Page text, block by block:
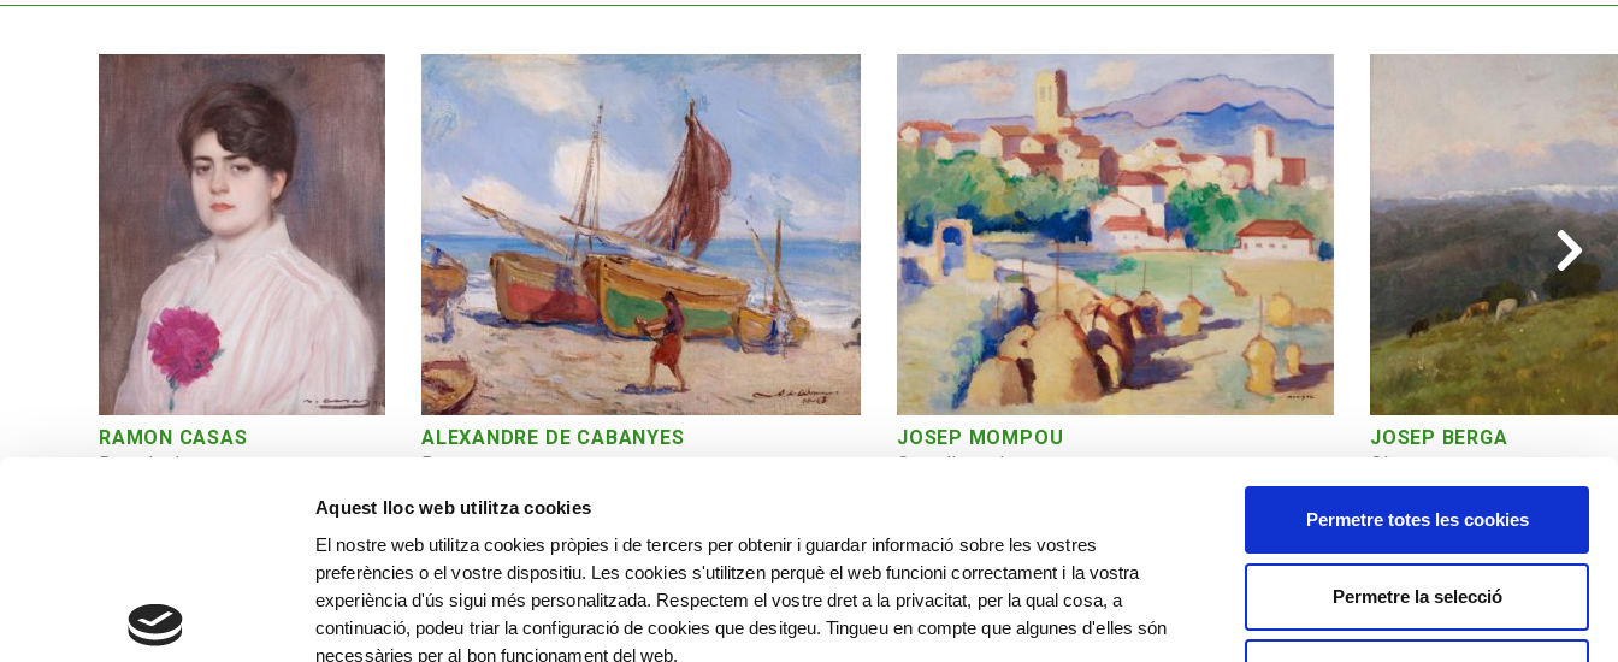
Aquest lloc web utilitza cookies
El nostre web utilitza cookies pròpies i de tercers per obtenir i guardar informació sobre les vostres
preferències o el vostre dispositiu. Les cookies s'utilitzen perquè el web funcioni correctament i la vostra
experiència d'ús sigui més personalitzada. Respectem el vostre dret a la privacitat, per la qual cosa, a
continuació, podeu triar la configuració de cookies que desitgeu. Tingueu en compte que algunes d'elles són
necessàries per al bon funcionament del web.
Permetre totes les cookies
Permetre la selecció
RAMON CASAS
Bust de dona
ALEXANDRE DE CABANYES
Barques
JOSEP MOMPOU
Castellterçol
JOSEP BERGA
Olot
Política de cookies Política de privacitat Avís legal